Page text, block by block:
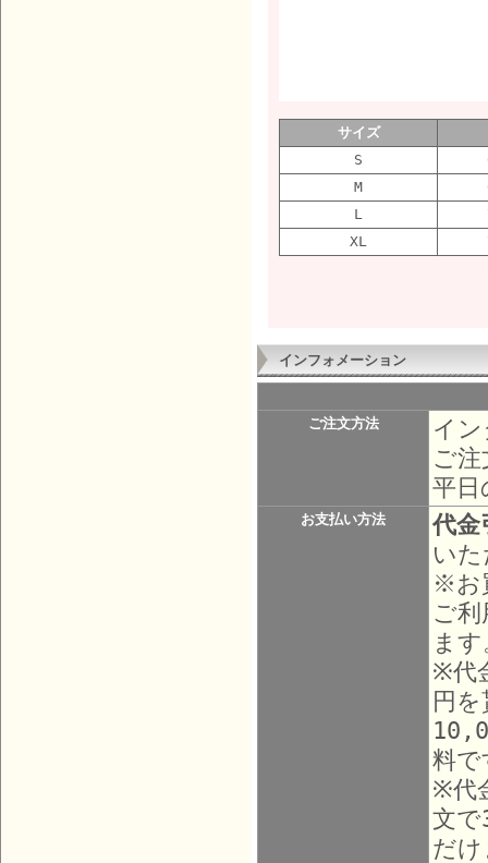
サイズ
S
M
L
XL
インフォメーション
ご注文方法
イ
ご
平日
お支払い方法
代金
い
※お
ご
ま
※代
円
料で
※代
文
だ